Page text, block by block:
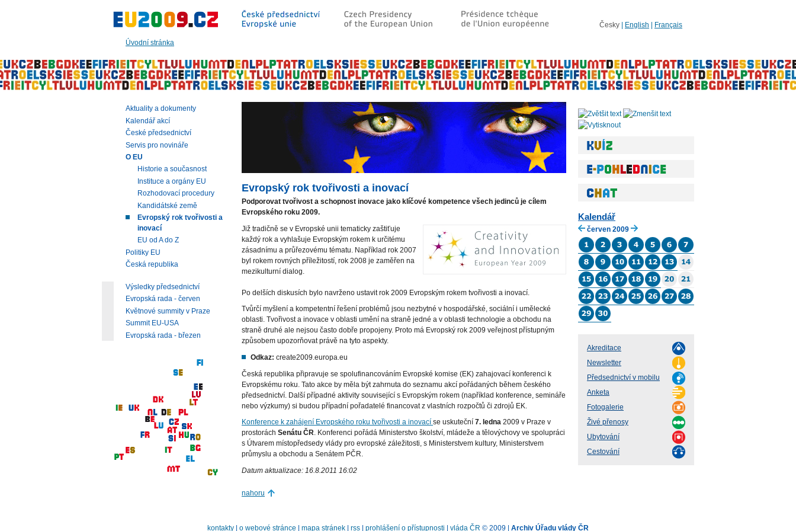
Česky English Français
Úvodní stránka
hlavní
|
navigaci
|
vyhledávání
Evropský rok tvořivosti a inovací
Podporovat tvořivost a schopnost inovace jako klíčové kompetence všech jedinců je cílem
Evropského roku 2009.
Již tradičně se v Evropské unii tematicky zaštiťuje
každý rok a vyhlašuje Evropským rokem k určitému
zásadnímu a průřezovému tématu. Například rok 2007
byl rokem rovných příležitostí, rok 2008 je zaměřen na
mezikulturní dialog.
Po delších diskusích bylo navrženo ustavit rok 2009 Evropským rokem tvořivosti a inovací.
Tvůrčí myšlení a kompetentní řešení problémů jsou nezbytné v hospodářské, sociální i umělecké
oblasti. Tvořivost a inovace v oblasti umění na straně jedné a v oblasti technologie a obchodu na
straně druhé ale nejsou často dobře propojeny. Proto má Evropský rok 2009 veřejnost přístupným
způsobem upozorňovat právě na tyto aspekty.
Odkaz: create2009.europa.eu
Česká republika připravuje se spolufinancováním Evropské komise (EK) zahajovací konferenci k
Evropskému roku. Tato akce by měla být zahrnuta do seznamu akcí pořádaných během českého
předsednictví. Další případné aktivity související s Evropským rokem (například konference, semináře
nebo výzkumy) si budou případní pořadatelé financovat z vlastních rozpočtů či zdrojů EK.
Konference k zahájení Evropského roku tvořivosti a inovací se uskuteční 7. ledna 2009 v Praze v
prostorách Senátu ČR. Konferenci pořádá Ministerstvo školství, mládeže a tělovýchovy ve spolupráci
s Útvarem místopředsedy vlády pro evropské záležitosti, s Ministerstvem kultury, Ministerstvem
průmyslu a obchodu a Senátem PČR.
Datum aktualizace: 16.8.2011 16:02
nahoru
Kalendář
červen 2009
Akreditace
Newsletter
Předsednictví v mobilu
Anketa
Fotogalerie
Živé přenosy
Ubytování
Cestování
Aktuality a dokumenty
Kalendář akcí
České předsednictví
Servis pro novináře
O EU
Historie a současnost
Instituce a orgány EU
Rozhodovací procedury
Kandidátské země
Evropský rok tvořivosti a
inovací
EU od A do Z
Politiky EU
Česká republika
Výsledky předsednictví
Evropská rada - červen
Květnové summity v Praze
Summit EU-USA
Evropská rada - březen
kontakty | o webové stránce | mapa stránek | rss | prohlášení o přístupnosti | vláda ČR © 2009 | Archiv Úřadu vlády ČR